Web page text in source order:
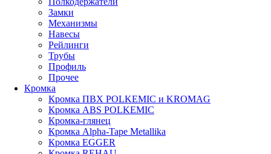
Замки
Механизмы
Навесы
Рейлинги
Трубы
Профиль
Прочее
Кромка
Кромка ПВХ POLKEMIC и KROMAG
Кромка ABS POLKEMIС
Кромка-глянец
Кромка Alpha-Tape Metallika
Кромка EGGER